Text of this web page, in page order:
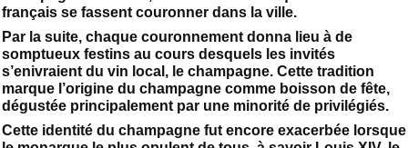
français se fassent couronner dans la ville.
Par la suite, chaque couronnement donna lieu à de
somptueux festins au cours desquels les invités
s’enivraient du vin local, le champagne. Cette tradition
marque l’origine du champagne comme boisson de fête,
dégustée principalement par une minorité de privilégiés.
Cette identité du champagne fut encore exacerbée lorsque